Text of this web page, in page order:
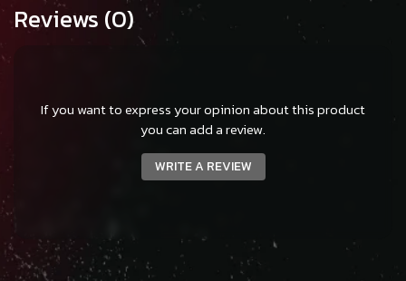
Reviews (0)
If you want to express your opinion about this product
you can add a review.
WRITE A REVIEW